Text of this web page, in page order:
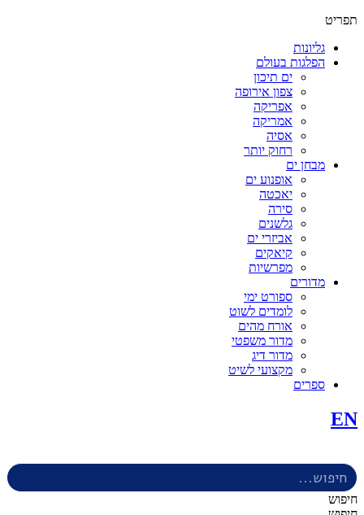
תפריט
גליונות
הפלגות בעולם
ים תיכון
צפון אירופה
אפריקה
אמריקה
אסיה
רחוק יותר
מבחן ים
אופנוע ים
יאכטה
סירה
גלשנים
אביזרי ים
קיאקים
מפרשיות
מדורים
ספורט ימי
לומדים לשוט
אורח מהים
מדור משפטי
מדור דיג
מקצועי לשיט
ספרים
EN
for:
חיפוש